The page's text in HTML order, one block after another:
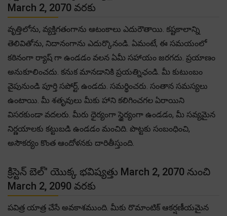
March 2, 2070 వరకు
వృత్తిలోను, వ్యక్తిగతంగాను ఆటంకాలు ఎదురౌతాయి. కష్టకాలాన్ని
తెలివితోను, నిదానంగాను ఎదుర్కొనండి. ఏమంటే, ఈ సమయంలో
కఠినంగా ర్యాష్ గా ఉండడం వలన ఏమీ సహాయం జరగదు. ప్రయాణం
అనుకూలించదు. కనుక మానడానికి ప్రయత్నిఛండి. మీ కుటుంబం
వైపునుండి పూర్తి సపోర్ట్, ఉండదు. సమర్థించరు. సంతాన సమస్యలు
ఉంటాయి. మీ శతృవులు మీకు హాని కలిగించగల ఏరాయిని
విసరకుండా వదలరు. మీరు ధైర్యంగా స్థైర్యంగా ఉండడం, మీ సవ్యమైన
నిర్ణయాలకు కట్టుబడి ఉండడం మంచిది. పొట్టకు సంబంధించి,
అసౌకర్యం కొంత ఆందోళనకు దారితీస్తుంది.
క్రిస్టెన్ బెల్" యొక్క భవిష్యత్తు March 2, 2070 నుంచి
March 2, 2090 వరకు
పవిత్ర యాత్ర చేసే అవకాశముంది. మీకు రొమాంటిక్ ఆకర్షణీయమైన